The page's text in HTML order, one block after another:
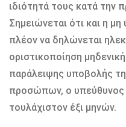
ιδιότητά τους κατά την
Σημειώνεται ότι και η
πλέον να δηλώνεται
οριστικοποίηση
παράλειψης υποβολής
προσώπων, ο υπεύθυνος
τουλάχιστον έξι μηνών.